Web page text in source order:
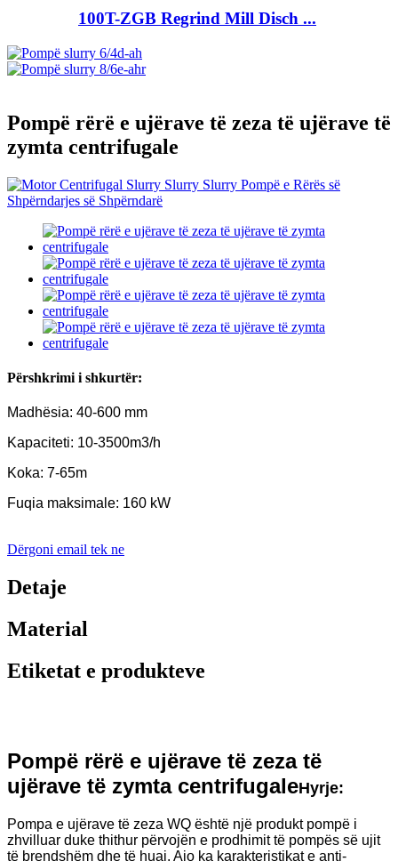
100T-ZGB Regrind Mill Disch ...
Pompë rërë e ujërave të zeza të ujërave të
zymta centrifugale
Përshkrimi i shkurtër:
Madhësia: 40-600 mm
Kapaciteti: 10-3500m3/h
Koka: 7-65m
Fuqia maksimale: 160 kW
Dërgoni email tek ne
Detaje
Material
Etiketat e produkteve
Pompë rërë e ujërave të zeza të
ujërave të zymta centrifugaleHyrje:
Pompa e ujërave të zeza WQ është një produkt pompë i
zhvilluar duke thithur përvojën e prodhimit të pompës së ujit
të brendshëm dhe të huaj. Ajo ka karakteristikat e anti-